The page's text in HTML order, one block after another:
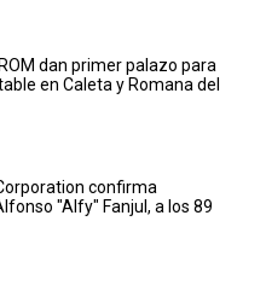
dan primer palazo para
en Caleta y Romana del
confirma
"Alfy" Fanjul, a los 89